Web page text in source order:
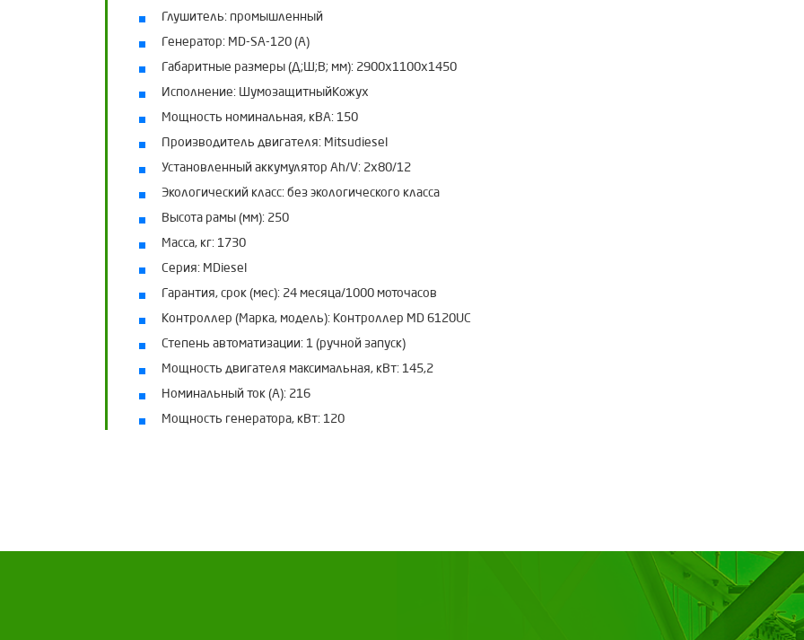
Глушитель: промышленный
Генератор: MD-SA-120 (A)
Габаритные размеры (Д;Ш;В; мм): 2900x1100x1450
Исполнение:
ШумозащитныйКожух
Мощность номинальная, кВА: 150
Производитель двигателя: Mitsudiesel
Установленный аккумулятор Ah/V: 2х80/12
Экологический класс: без экологического класса
Высота рамы (мм): 250
Масса, кг: 1730
Серия: MDiesel
Гарантия, срок (мес): 24 месяца/1000 моточасов
Контроллер (Марка, модель): Контроллер MD 6120UC
Степень автоматизации: 1 (ручной запуск)
Мощность двигателя максимальная, кВт: 145,2
Номинальный ток (А): 216
Мощность генератора, кВт: 120